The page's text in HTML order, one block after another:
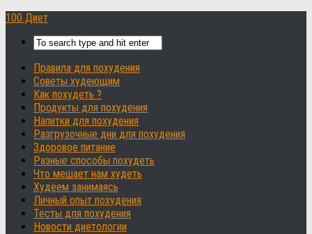
100 Диет
Правила для похудения
Советы худеющим
Как похудеть ?
Продукты для похудения
Напитки для похудения
Разгрузочные дни для похудения
Здоровое питание
Разные способы похудеть
Что мешает нам худеть
Худеем занимаясь
Личный опыт похудения
Тесты для похудения
Новости диетологии